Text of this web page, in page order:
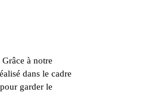
à notre
dans le cadre
garder le